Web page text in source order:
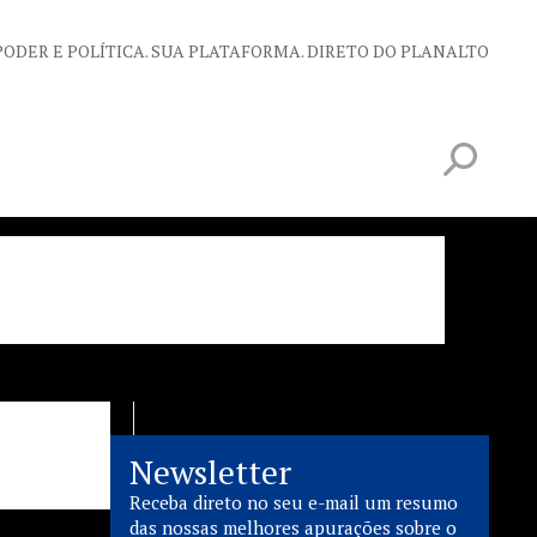
E POLÍTICA. SUA PLATAFORMA. DIRETO DO PLANALTO
Newsletter
Receba direto no seu e-mail um resumo
das nossas melhores apurações sobre o